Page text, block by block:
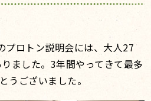
プロトン説明会には、大人27
ました。3年間やってきて最多
うございました。